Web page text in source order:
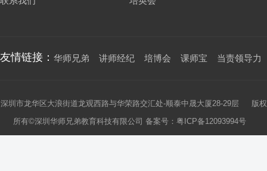
友情链接： 华师兄弟 讲师经纪 培博会 课师宝 当责领导力
深圳市龙华区大浪街道龙观西路与华荣路交汇处-顺泰中晟大厦28-29层 版权
所有©深圳华师兄弟教育科技有限公司 备案号： 粤ICP备12093994号